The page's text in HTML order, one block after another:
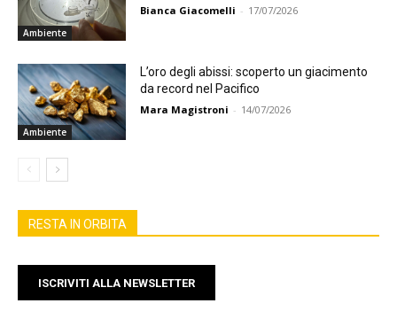
Ambiente
Bianca Giacomelli - 17/07/2026
Ambiente
L’oro degli abissi: scoperto un giacimento
da record nel Pacifico
Mara Magistroni - 14/07/2026
RESTA IN ORBITA
ISCRIVITI ALLA NEWSLETTER